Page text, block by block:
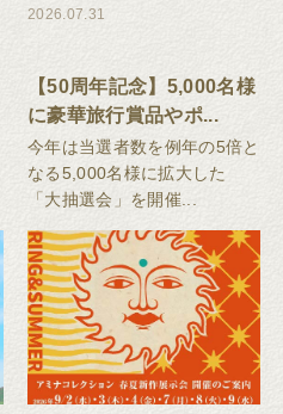
2026.07.31
【50周年記念】5,000名様
に豪華旅行賞品やポ...
今年は当選者数を例年の5倍と
なる5,000名様に拡大した
「大抽選会」を開催...